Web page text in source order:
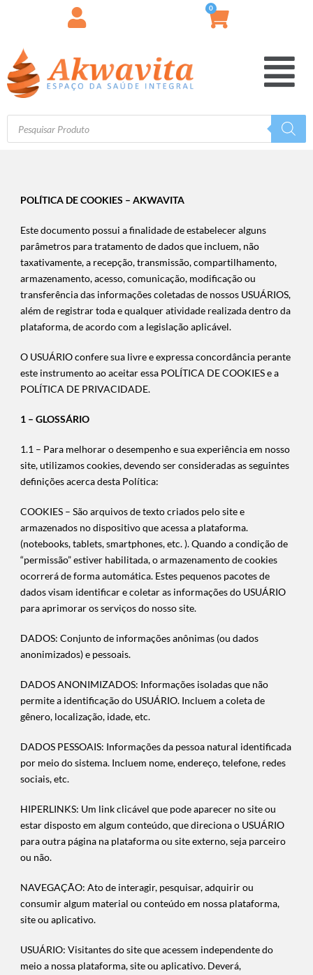
0
POLÍTICA DE COOKIES – AKWAVITA
Este documento possui a finalidade de estabelecer alguns
parâmetros para tratamento de dados que incluem, não
taxativamente, a recepção, transmissão, compartilhamento,
armazenamento, acesso, comunicação, modificação ou
transferência das informações coletadas de nossos USUÁRIOS,
além de registrar toda e qualquer atividade realizada dentro da
plataforma, de acordo com a legislação aplicável.
O USUÁRIO confere sua livre e expressa concordância perante
este instrumento ao aceitar essa POLÍTICA DE COOKIES e a
POLÍTICA DE PRIVACIDADE.
1 – GLOSSÁRIO
1.1 – Para melhorar o desempenho e sua experiência em nosso
site, utilizamos cookies, devendo ser consideradas as seguintes
definições acerca desta Política:
COOKIES – São arquivos de texto criados pelo site e
armazenados no dispositivo que acessa a plataforma.
(notebooks, tablets, smartphones, etc. ). Quando a condição de
“permissão” estiver habilitada, o armazenamento de cookies
ocorrerá de forma automática. Estes pequenos pacotes de
dados visam identificar e coletar as informações do USUÁRIO
para aprimorar os serviços do nosso site.
DADOS: Conjunto de informações anônimas (ou dados
anonimizados) e pessoais.
DADOS ANONIMIZADOS: Informações isoladas que não
permite a identificação do USUÁRIO. Incluem a coleta de
gênero, localização, idade, etc.
DADOS PESSOAIS: Informações da pessoa natural identificada
por meio do sistema. Incluem nome, endereço, telefone, redes
sociais, etc.
HIPERLINKS: Um link clicável que pode aparecer no site ou
estar disposto em algum conteúdo, que direciona o USUÁRIO
para outra página na plataforma ou site externo, seja parceiro
ou não.
NAVEGAÇÃO: Ato de interagir, pesquisar, adquirir ou
consumir algum material ou conteúdo em nossa plataforma,
site ou aplicativo.
USUÁRIO: Visitantes do site que acessem independente do
meio a nossa plataforma, site ou aplicativo. Deverá,